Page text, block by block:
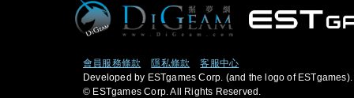
會員服務條款 隱私條款
客服中心
Developed by ESTgames Corp. (and the logo of ESTgames).
© ESTgames Corp. All Rights Reserved.